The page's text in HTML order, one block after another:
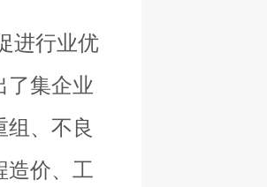
进行业优
了集企业
、不良
造价、工